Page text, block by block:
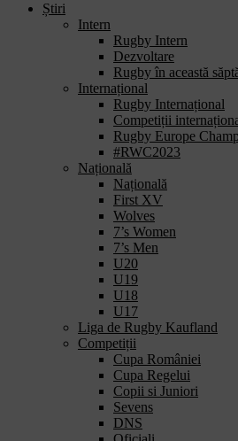
Știri
Intern
Rugby Intern
Dezvoltare
Rugby în această
Internațional
Rugby Internațional
Competiții
Rugby Europe
#RWC2023
Națională
Națională
First XV
Wolves
7’s Women
7’s Men
U20
U19
U18
U17
Liga de Rugby Kaufland
Competiții
Cupa României
Cupa Regelui
Copii si Juniori
Sevens
DNS